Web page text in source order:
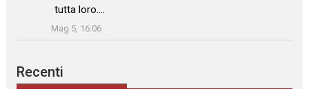
tutta loro.…
”
Mag 5, 16:06
Recenti